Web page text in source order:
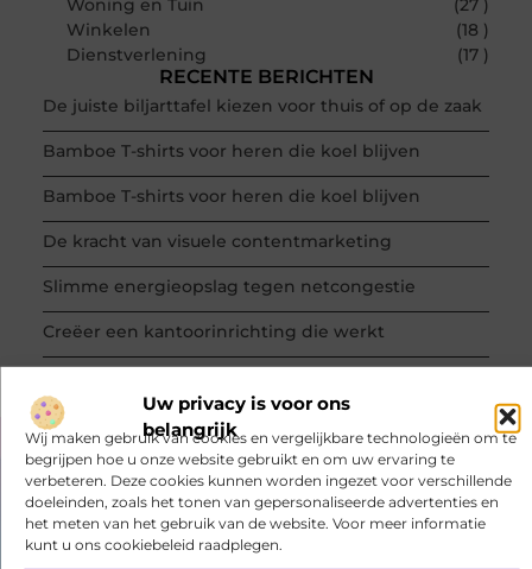
Uw privacy is voor ons
belangrijk
Wij maken gebruik van cookies en vergelijkbare technologieën om te
begrijpen hoe u onze website gebruikt en om uw ervaring te
verbeteren. Deze cookies kunnen worden ingezet voor verschillende
doeleinden, zoals het tonen van gepersonaliseerde advertenties en
het meten van het gebruik van de website. Voor meer informatie
kunt u ons cookiebeleid raadplegen.
Woning en Tuin
(27 )
Winkelen
(18 )
Dienstverlening
(17 )
RECENTE BERICHTEN
De juiste biljarttafel kiezen voor thuis of op de zaak
Bamboe T-shirts voor heren die koel blijven
Bamboe T-shirts voor heren die koel blijven
De kracht van visuele contentmarketing
Slimme energieopslag tegen netcongestie
Creëer een kantoorinrichting die werkt
VORIGE
Codering in de cosmetica
VOLGENDE
Hoe kies je het juiste matras?